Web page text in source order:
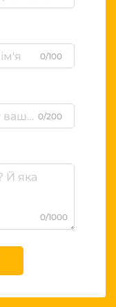
0/100
0/200
0/1000